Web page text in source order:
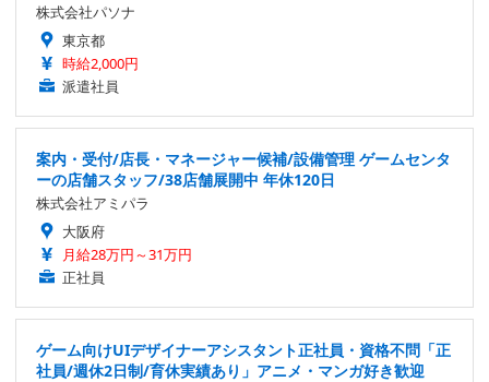
株式会社パソナ
東京都
時給2,000円
派遣社員
案内・受付/店長・マネージャー候補/設備管理 ゲームセンタ
ーの店舗スタッフ/38店舗展開中 年休120日
株式会社アミパラ
大阪府
月給28万円～31万円
正社員
ゲーム向けUIデザイナーアシスタント正社員・資格不問「正
社員/週休2日制/育休実績あり」アニメ・マンガ好き歓迎